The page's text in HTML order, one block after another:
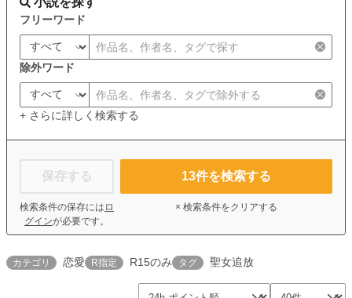
フリーワード
除外ワード
+ さらに詳しく検索する
保存する
検索条件の保存には ロ
グインが必要です。
13件を検索する
× 検索条件をクリアする
カテゴリ 恋愛 R指定 R15のみ タグ 聖女追放